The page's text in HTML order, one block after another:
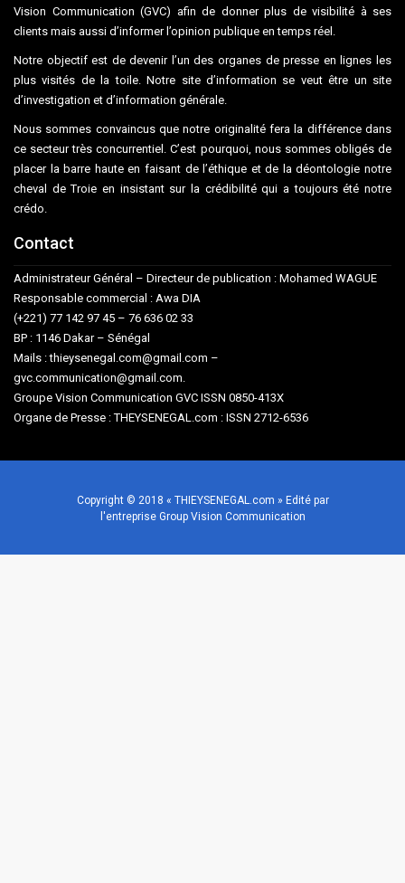
Vision Communication (GVC) afin de donner plus de visibilité à ses
clients mais aussi d’informer l’opinion publique en temps réel.
Notre objectif est de devenir l’un des organes de presse en lignes les
plus visités de la toile. Notre site d’information se veut être un site
d’investigation et d’information générale.
Nous sommes convaincus que notre originalité fera la différence dans
ce secteur très concurrentiel. C’est pourquoi, nous sommes obligés de
placer la barre haute en faisant de l’éthique et de la déontologie notre
cheval de Troie en insistant sur la crédibilité qui a toujours été notre
crédo.
Contact
Administrateur Général – Directeur de publication : Mohamed WAGUE
Responsable commercial : Awa DIA
(+221) 77 142 97 45 – 76 636 02 33
BP : 1146 Dakar – Sénégal
Mails : thieysenegal.com@gmail.com –
gvc.communication@gmail.com.
Groupe Vision Communication GVC ISSN 0850-413X
Organe de Presse : THEYSENEGAL.com : ISSN 2712-6536
Copyright © 2018 « THIEYSENEGAL.com » Edité par
l'entreprise Group Vision Communication